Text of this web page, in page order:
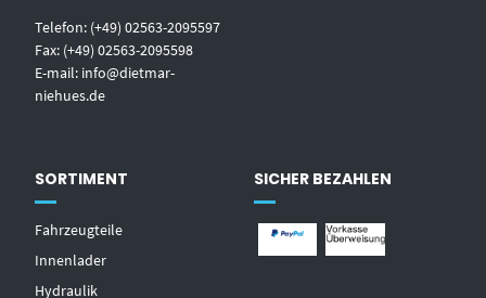
Telefon: (+49) 02563-2095597
Fax: (+49) 02563-2095598
E-mail: info@dietmar-
niehues.de
SORTIMENT
Fahrzeugteile
Innenlader
Hydraulik
SICHER BEZAHLEN